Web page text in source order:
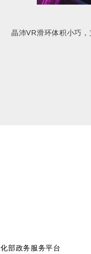
晶沛VR滑环体积小巧
部政务服务平台